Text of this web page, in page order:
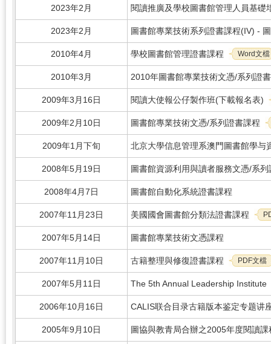
2023年2月 閱讀推廣及學校圖書館管理人員基礎
2023年2月 圖書館專業技術系列證書課程(IV) -
2010年4月 學校圖書館管理證書課程 Word文檔
2010年3月 2010年圖書館專業技術文憑/系列證
2009年3月16日 閱讀大使報公仔製作班(下載報名表)
2009年2月10日 圖書館專業技術文憑/系列證書課程
2009年1月下旬 北京大學信息管理系澳門圖書館學
2008年5月19日 圖書館資源利用與讀者服務文憑/系
2008年4月7日 圖書館自動化系統證書課程
2007年11月23日 美國國會圖書館分類法證書課程
2007年5月14日 圖書館專業技術文憑課程
2007年11月10日 古籍整理與修復證書課程 PDF文檔
2007年5月11日 The 5th Annual Leadership Institute
2006年10月16日 CALIS联合目录古籍版本鉴定专题讲
2005年9月10日 圖協與教青局合辦之2005年度閱讀課